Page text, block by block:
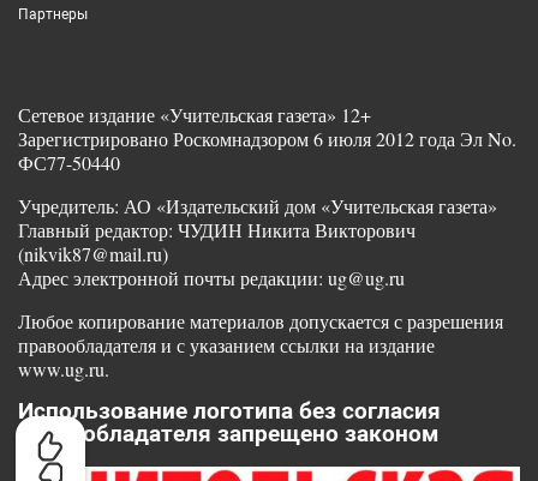
Партнеры
Сетевое издание «Учительская газета» 12+
Зарегистрировано Роскомнадзором 6 июля 2012 года Эл No.
ФС77-50440
Учредитель: АО «Издательский дом «Учительская газета»
Главный редактор: ЧУДИН Никита Викторович
(nikvik87@mail.ru)
Адрес электронной почты редакции: ug@ug.ru
Любое копирование материалов допускается с разрешения
правообладателя и с указанием ссылки на издание
www.ug.ru.
Использование логотипа без согласия
правообладателя запрещено законом